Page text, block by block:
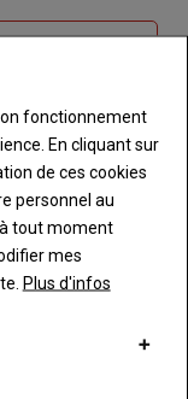
votre
site}.
fonctionnement
En cliquant sur
de ces cookies
personnel au
tout moment
mes
Plus d'infos